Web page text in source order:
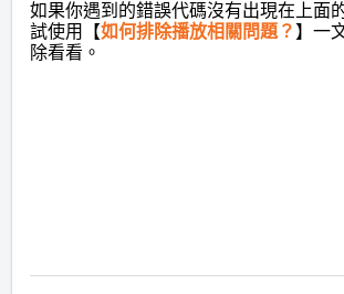
如果你遇到的錯誤代碼沒有出現在上面
試使用【如何排除播放相關問題？ 】一
除看看。